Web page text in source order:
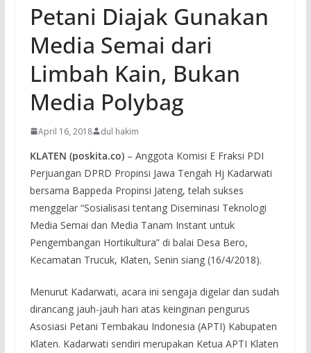
Petani Diajak Gunakan
Media Semai dari
Limbah Kain, Bukan
Media Polybag
April 16, 2018 dul hakim
KLATEN (poskita.co)– Anggota Komisi E Fraksi PDI
Perjuangan DPRD Propinsi Jawa Tengah Hj Kadarwati
bersama Bappeda Propinsi Jateng, telah sukses
menggelar “Sosialisasi tentang Diseminasi Teknologi
Media Semai dan Media Tanam Instant untuk
Pengembangan Hortikultura” di balai Desa Bero,
Kecamatan Trucuk, Klaten, Senin siang (16/4/2018).
Menurut Kadarwati, acara ini sengaja digelar dan sudah
dirancang jauh-jauh hari atas keinginan pengurus
Asosiasi Petani Tembakau Indonesia (APTI) Kabupaten
Klaten. Kadarwati sendiri merupakan Ketua APTI Klaten